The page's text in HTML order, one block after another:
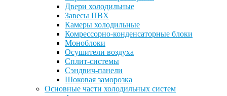
Двери холодильные
Завесы ПВХ
Камеры холодильные
Комрессорно-конденсаторные блоки
Моноблоки
Осушители воздуха
Сплит-системы
Сэндвич-панели
Шоковая заморозка
Основные части холодильных систем